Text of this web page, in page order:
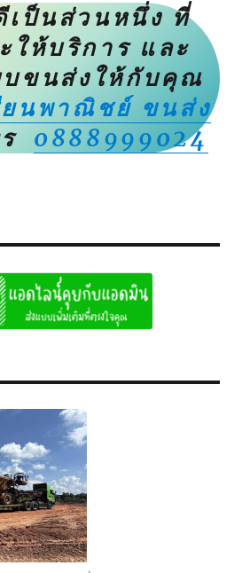
เป็นส่วนหนึ่ง ที่
ให้บริการ และ
ขนส่งให้กับคุณ
นพาณิชย์ ขนส่ง
0888999024